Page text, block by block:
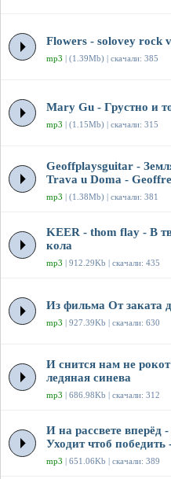
Flowers - solovey rock
mp3 | (1.39Mb) | скачали: 385
Mary Gu - Грустно и
mp3 | (1.15Mb) | скачали: 315
Geoffplaysguitar -
Trava u Doma -
mp3 | (1.38Mb) | скачали: 381
KEER - thom flay - В
кола
mp3 | 912.29Kb | скачали: 435
Из фильма От заката
mp3 | 927.39Kb | скачали: 630
И снится нам не
ледяная синева
mp3 | 686.98Kb | скачали: 312
И на рассвете вперёд
Уходит чтоб
mp3 | 651.06Kb | скачали: 389